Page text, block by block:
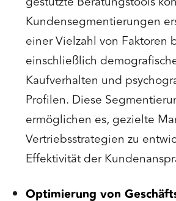
Kundensegmentierungen
einer Vielzahl von Faktoren
einschließlich
Kaufverhalten und
Profilen. Diese
ermöglichen es, gezielte
Vertriebsstrategien zu
Effektivität der
Optimierung von